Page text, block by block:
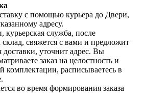
с помощью курьера до Двери,
адресу.
курьерская служба, после
склад, свяжется с вами и предложит
доставки, уточнит адрес. Вы
заказ на целостность и
комплектации, расписываетесь в
во время формирования заказа